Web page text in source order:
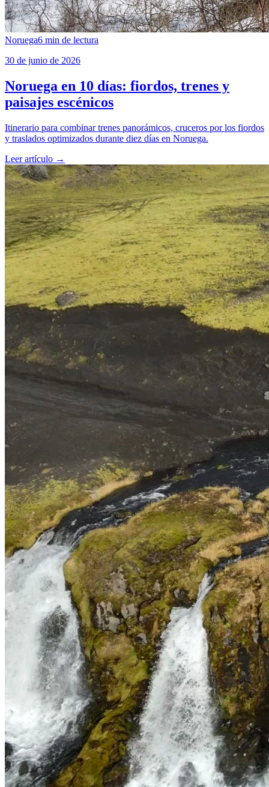
Noruega6 min de lectura
30 de junio de 2026
Noruega en 10 días: fiordos, trenes y
paisajes escénicos
Itinerario para combinar trenes panorámicos, cruceros por los fiordos
y traslados optimizados durante diez días en Noruega.
Leer artículo →